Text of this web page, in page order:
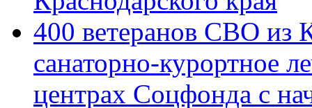
400 ветеранов СВО из
санаторно-курортное
центрах Соцфонда с